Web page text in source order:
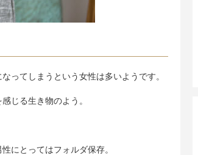
ってしまうという女性は多いようです。
じる生き物のよう。
にとってはフォルダ保存。